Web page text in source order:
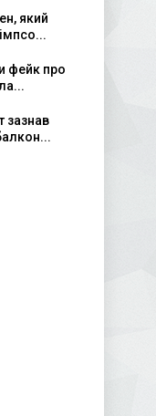
який
фейк про
зазнав